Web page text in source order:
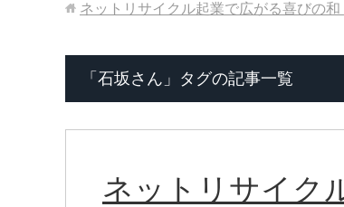
ネットリサイクル起業で広がる喜びの
「石坂さん」タグの記事一覧
ネットリサイク